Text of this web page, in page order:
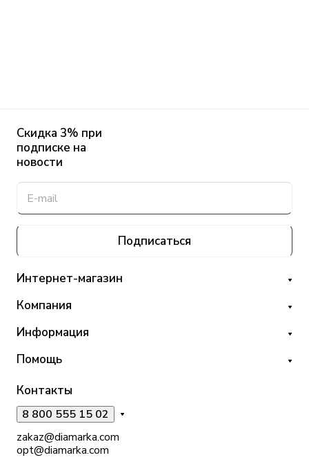
Скидка 3% при
подписке на
новости
Подписаться
Интернет-магазин
Компания
Информация
Помощь
Контакты
8 800 555 15 02
zakaz@diamarka.com
opt@diamarka.com